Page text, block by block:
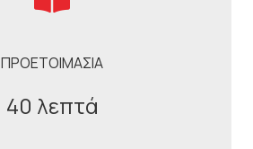
ΠΡΟΕΤΟΙΜΑΣΙΑ
40 λεπτά